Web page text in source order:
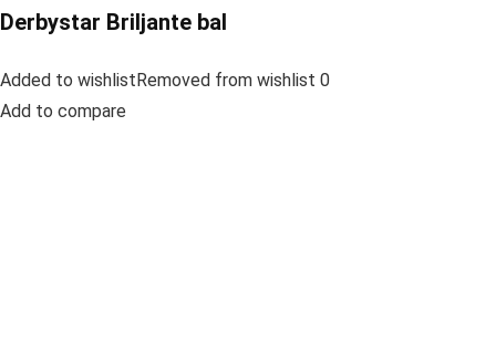
Derbystar Briljante bal
Added to wishlistRemoved from wishlist 0
Add to compare